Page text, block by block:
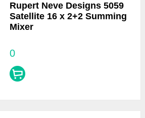
Rupert Neve Designs 5059
Satellite 16 x 2+2 Summing
Mixer
0